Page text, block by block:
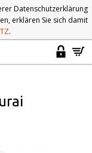
Datenschutzerklärung
erklären Sie sich damit
.